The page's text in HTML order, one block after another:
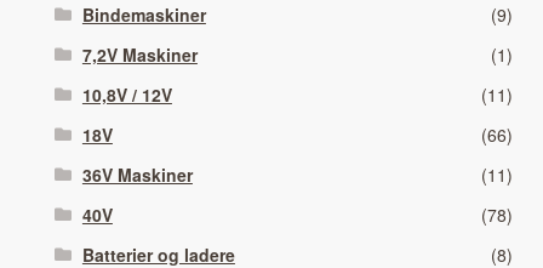
Bindemaskiner
(9)
7,2V Maskiner
(1)
10,8V / 12V
(11)
18V
(66)
36V Maskiner
(11)
40V
(78)
Batterier og ladere
(8)